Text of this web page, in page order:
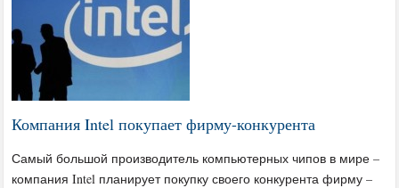
Компания Intel покупает фирму-конкурента
Самый большой производитель компьютерных чипов в мире –
компания Intel планирует покупку своего конкурента фирму –